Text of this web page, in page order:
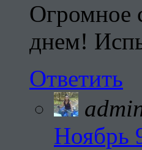
Огромное
днем!
Ответить
Ноябрь